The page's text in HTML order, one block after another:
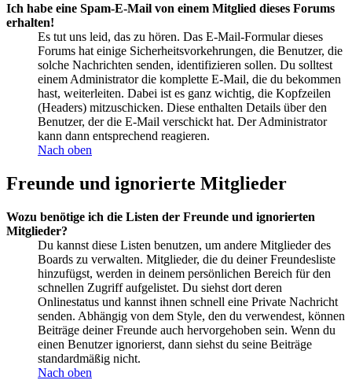
Ich habe eine Spam-E-Mail von einem Mitglied dieses Forums
erhalten!
Es tut uns leid, das zu hören. Das E-Mail-Formular dieses
Forums hat einige Sicherheitsvorkehrungen, die Benutzer, die
solche Nachrichten senden, identifizieren sollen. Du solltest
einem Administrator die komplette E-Mail, die du bekommen
hast, weiterleiten. Dabei ist es ganz wichtig, die Kopfzeilen
(Headers) mitzuschicken. Diese enthalten Details über den
Benutzer, der die E-Mail verschickt hat. Der Administrator
kann dann entsprechend reagieren.
Nach oben
Freunde und ignorierte Mitglieder
Wozu benötige ich die Listen der Freunde und ignorierten
Mitglieder?
Du kannst diese Listen benutzen, um andere Mitglieder des
Boards zu verwalten. Mitglieder, die du deiner Freundesliste
hinzufügst, werden in deinem persönlichen Bereich für den
schnellen Zugriff aufgelistet. Du siehst dort deren
Onlinestatus und kannst ihnen schnell eine Private Nachricht
senden. Abhängig von dem Style, den du verwendest, können
Beiträge deiner Freunde auch hervorgehoben sein. Wenn du
einen Benutzer ignorierst, dann siehst du seine Beiträge
standardmäßig nicht.
Nach oben